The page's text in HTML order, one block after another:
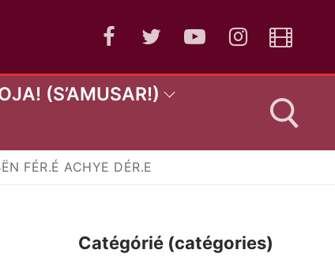
(S’AMUSAR!)
FÉR.É ACHYE DÉR.E
Catégórié (catégories)